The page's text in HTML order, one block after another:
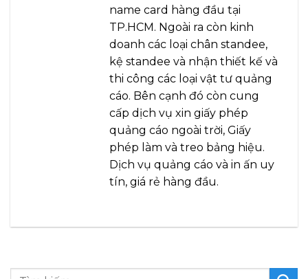
name card hàng đầu tại
TP.HCM. Ngoài ra còn kinh
doanh các loại chân standee,
kệ standee và nhận thiết kế và
thi công các loại vật tư quảng
cáo. Bên cạnh đó còn cung
cấp dịch vụ xin giấy phép
quảng cáo ngoài trời, Giấy
phép làm và treo bảng hiệu.
Dịch vụ quảng cáo và in ấn uy
tín, giá rẻ hàng đầu.